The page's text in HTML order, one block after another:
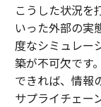
こうした状況を
いった外部の実
度なシミュレー
築が不可欠です
できれば、情報
サプライチェー